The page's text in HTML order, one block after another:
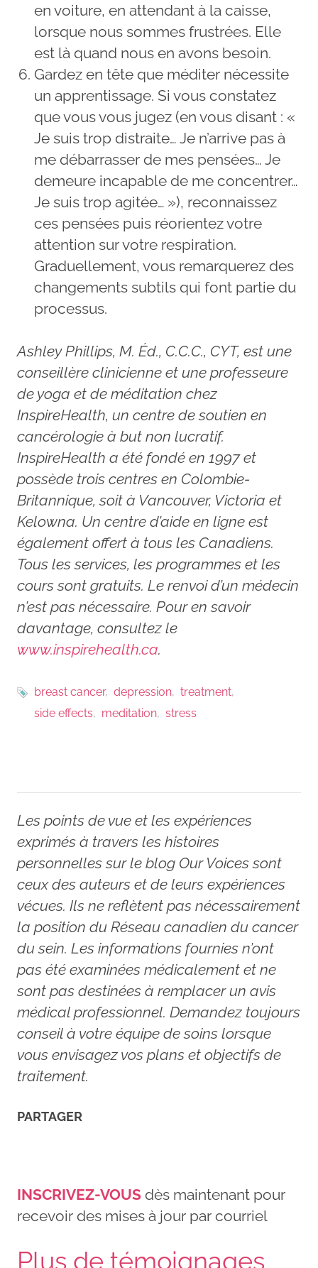
en voiture, en attendant à la caisse,
lorsque nous sommes frustrées. Elle
est là quand nous en avons besoin.
Gardez en tête que méditer nécessite
un apprentissage. Si vous constatez
que vous vous jugez (en vous disant : «
Je suis trop distraite… Je n’arrive pas à
me débarrasser de mes pensées… Je
demeure incapable de me concentrer…
Je suis trop agitée… »), reconnaissez
ces pensées puis réorientez votre
attention sur votre respiration.
Graduellement, vous remarquerez des
changements subtils qui font partie du
processus.
Ashley Phillips, M. Éd., C.C.C., CYT, est une
conseillère clinicienne et une professeure
de yoga et de méditation chez
InspireHealth, un centre de soutien en
cancérologie à but non lucratif.
InspireHealth a été fondé en 1997 et
possède trois centres en Colombie-
Britannique, soit à Vancouver, Victoria et
Kelowna. Un centre d’aide en ligne est
également offert à tous les Canadiens.
Tous les services, les programmes et les
cours sont gratuits. Le renvoi d’un médecin
n’est pas nécessaire. Pour en savoir
davantage, consultez le
www.inspirehealth.ca.
breast cancer depression
treatment
side effects
meditation stress
Les points de vue et les expériences
exprimés à travers les histoires
personnelles sur le blog Our Voices sont
ceux des auteurs et de leurs expériences
vécues. Ils ne reflètent pas nécessairement
la position du Réseau canadien du cancer
du sein. Les informations fournies n’ont
pas été examinées médicalement et ne
sont pas destinées à remplacer un avis
médical professionnel. Demandez toujours
conseil à votre équipe de soins lorsque
vous envisagez vos plans et objectifs de
traitement.
PARTAGER
INSCRIVEZ-VOUS dès maintenant pour
recevoir des mises à jour par courriel
Plus de témoignages